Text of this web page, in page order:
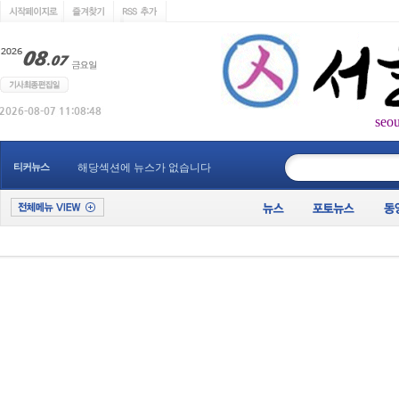
티커뉴스 해당섹션에 뉴스가 없습니다